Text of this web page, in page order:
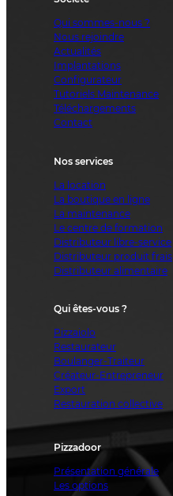
Qui sommes-nous ?
Nous rejoindre
Actualités
Implantations
Configurateur
Tutoriels Maintenance
Téléchargements
Contact
Nos services
La location
La boutique en ligne
La maintenance
Le centre de formation
Distributeur libre-service
Distributeur produit frais
Distributeur alimentaire
Qui êtes-vous ?
Pizzaiolo
Restaurateur
Boulanger-Traiteur
Créateur-Entrepreneur
Export
Restauration collective
Pizzadoor
Présentation générale
Les options